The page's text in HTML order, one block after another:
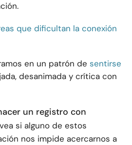
que dificultan la conexión
en un patrón de sentirse
desanimada y crítica con
un registro con
si alguno de estos
nos impide acercarnos a